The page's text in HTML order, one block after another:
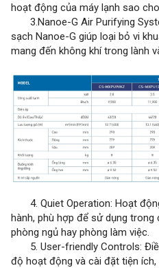
hoạt động của máy lạnh sao
3.Nanoe-G Air Purifying
sạch Nanoe-G giúp loại bỏ vi
mang đến không khí trong lành
4. Quiet Operation: Hoạt
hành, phù hợp để sử dụng
phòng ngủ hay phòng làm việc.
5. User-friendly Controls:
độ hoạt động và cài đặt tiện